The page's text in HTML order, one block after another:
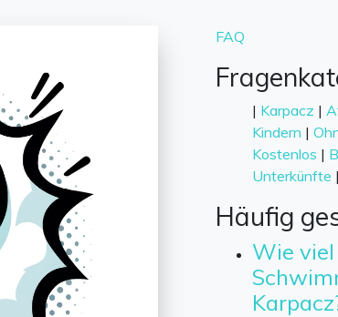
FAQ
| Karpacz |
Kindern |
Kostenlos |
Unterkünfte |
Häufig
Wie